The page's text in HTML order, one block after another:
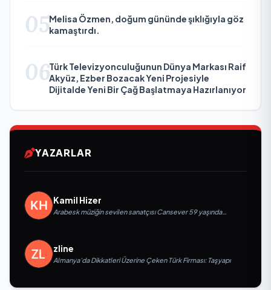
05Melisa Özmen, doğum gününde şıklığıyla göz
kamaştırdı.
06Türk Televizyonculuğunun Dünya Markası Raif
Akyüz, Ezber Bozacak Yeni Projesiyle
Dijitalde Yeni Bir Çağ Başlatmaya Hazırlanıyor
YAZARLAR
Kamil Hizer
Arabesk müziğin sevilen sanatçısı Cansever 59 yaşında
zline
Almanya’da Dikkatleri Üzerine Çeken Türk Firması: Taşyapı